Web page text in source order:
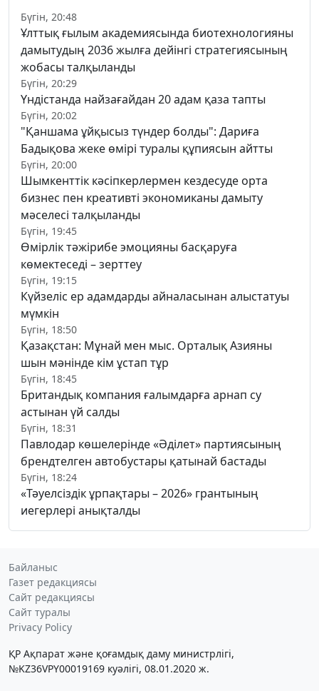
Бүгін, 20:48
Ұлттық ғылым академиясында биотехнологияны
дамытудың 2036 жылға дейінгі стратегиясының
жобасы талқыланды
Бүгін, 20:29
Үндістанда найзағайдан 20 адам қаза тапты
Бүгін, 20:02
"Қаншама ұйқысыз түндер болды": Дариға
Бадықова жеке өмірі туралы құпиясын айтты
Бүгін, 20:00
Шымкенттік кәсіпкерлермен кездесуде орта
бизнес пен креативті экономиканы дамыту
мәселесі талқыланды
Бүгін, 19:45
Өмірлік тәжірибе эмоцияны басқаруға
көмектеседі – зерттеу
Бүгін, 19:15
Күйзеліс ер адамдарды айналасынан алыстатуы
мүмкін
Бүгін, 18:50
Қазақстан: Мұнай мен мыс. Орталық Азияны
шын мәнінде кім ұстап тұр
Бүгін, 18:45
Британдық компания ғалымдарға арнап су
астынан үй салды
Бүгін, 18:31
Павлодар көшелерінде «Әділет» партиясының
брендтелген автобустары қатынай бастады
Бүгін, 18:24
«Тәуелсіздік ұрпақтары – 2026» грантының
иегерлері анықталды
Байланыс
Газет редакциясы
Сайт редакциясы
Сайт туралы
Privacy Policy
ҚР Ақпарат және қоғамдық даму министрлігі,
№KZ36VPY00019169 куәлігі, 08.01.2020 ж.